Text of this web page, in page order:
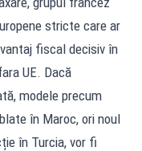
stricte care ar
fiscal decisiv în
UE. Dacă
modele precum
în Maroc, ori noul
în Turcia, vor fi